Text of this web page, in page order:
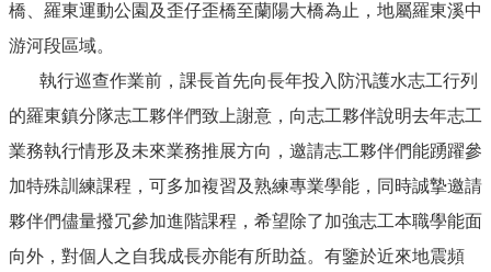
橋、羅東運動公園及歪仔歪橋至蘭陽大橋為止，地屬羅東溪中
游河段區域。
執行巡查作業前，課長首先向長年投入防汛護水志工行列
的羅東鎮分隊志工夥伴們致上謝意，向志工夥伴說明去年志工
業務執行情形及未來業務推展方向，邀請志工夥伴們能踴躍參
加特殊訓練課程，可多加複習及熟練專業學能，同時誠摯邀請
夥伴們儘量撥冗參加進階課程，希望除了加強志工本職學能面
向外，對個人之自我成長亦能有所助益。有鑒於近來地震頻